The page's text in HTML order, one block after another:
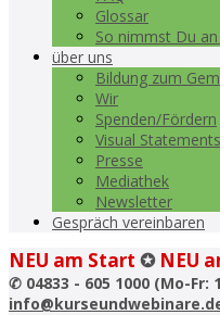
Glossar
So nimmst Du
über uns
Bildung zum
Wir
Spenden/Fördern
Visual Statements
Presse
Mediathek
Newsletter
Gespräch vereinbaren
NEU am Start ✪ NEU
✆ 04833 - 605 1000 (Mo-Fr: